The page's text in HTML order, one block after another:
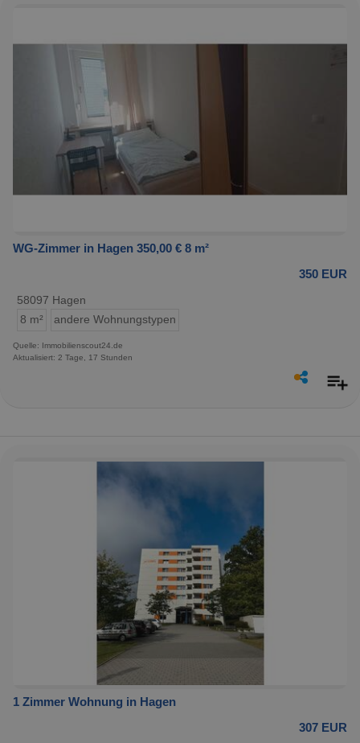
WG-Zimmer in Hagen 350,00 € 8 m²
350 EUR
58097 Hagen
8 m²
andere Wohnungstypen
Quelle: Immobilienscout24.de
Aktualisiert: 2 Tage, 17 Stunden
1 Zimmer Wohnung in Hagen
307 EUR